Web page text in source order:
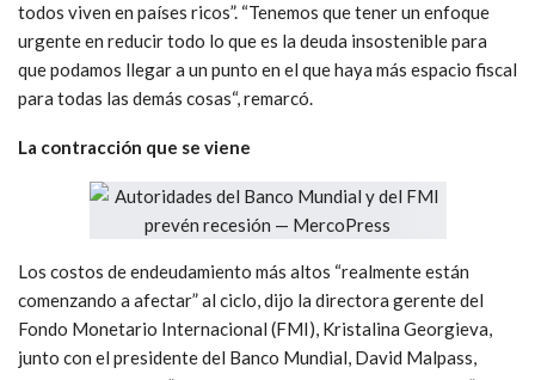
todos viven en países ricos”. “Tenemos que tener un enfoque
urgente en reducir todo lo que es la deuda insostenible para
que podamos llegar a un punto en el que haya más espacio fiscal
para todas las demás cosas“, remarcó.
La contracción que se viene
Los costos de endeudamiento más altos “realmente están
comenzando a afectar” al ciclo, dijo la directora gerente del
Fondo Monetario Internacional (FMI), Kristalina Georgieva,
junto con el presidente del Banco Mundial, David Malpass,